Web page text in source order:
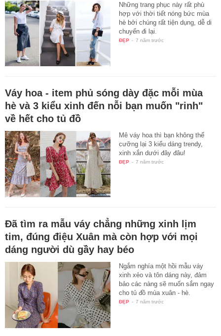
Những trang phục này rất phù
hợp với thời tiết nóng bức mùa
hè bởi chúng rất tiện dụng, dễ di
chuyển đi lại.
ĐẸP - 7 năm trước
Váy hoa - item phủ sóng dày đặc mỗi mùa
hè và 3 kiểu xinh đến nỗi bạn muốn "rinh"
về hết cho tủ đồ
Mê váy hoa thì bạn không thể
cưỡng lại 3 kiểu dáng trendy,
xinh xắn dưới đây đâu!
ĐẸP - 7 năm trước
Đã tìm ra mẫu váy chẳng những xinh lịm
tim, đúng điệu Xuân mà còn hợp với mọi
dáng người dù gầy hay béo
Ngắm nghía một hồi mẫu váy
xinh xẻo và tôn dáng này, đảm
bảo các nàng sẽ muốn sắm ngay
cho tủ đồ mùa xuân - hè.
ĐẸP - 7 năm trước